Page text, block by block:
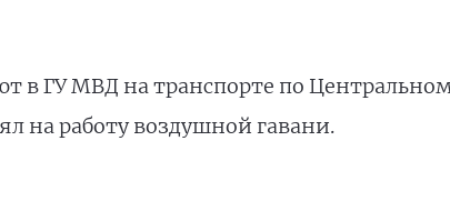
в ГУ МВД на транспорте по
на работу воздушной гавани.